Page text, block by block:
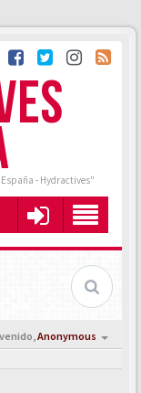
- Hydractives"
Anonymous